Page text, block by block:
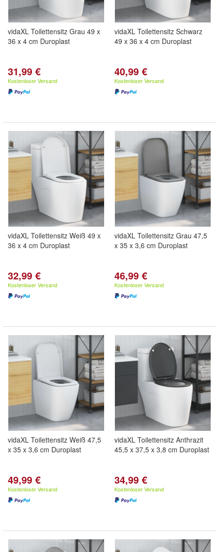
vidaXL Toilettensitz Grau 49 x
36 x 4 cm Duroplast
31,99 €
Kostenloser Versand
vidaXL Toilettensitz Schwarz
49 x 36 x 4 cm Duroplast
40,99 €
Kostenloser Versand
vidaXL Toilettensitz Weiß 49 x
36 x 4 cm Duroplast
32,99 €
Kostenloser Versand
vidaXL Toilettensitz Grau 47,5
x 35 x 3,6 cm Duroplast
46,99 €
Kostenloser Versand
vidaXL Toilettensitz Weiß 47,5
x 35 x 3,6 cm Duroplast
49,99 €
Kostenloser Versand
vidaXL Toilettensitz Anthrazit
45,5 x 37,5 x 3,8 cm Duroplast
34,99 €
Kostenloser Versand